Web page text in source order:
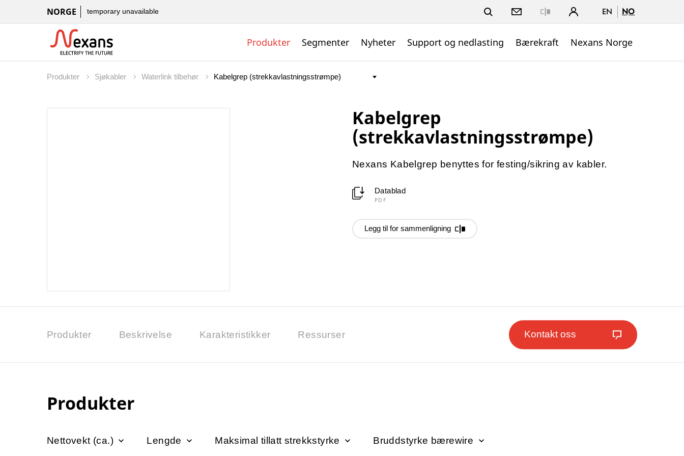
NORGE temporary unavailable EN NO
Produkter Segmenter Nyheter Support og nedlasting Bærekraft Nexans Norge
Produkter Sjøkabler Waterlink tilbehør
Kabelgrep
(strekkavlastningsstrømpe)
Nexans Kabelgrep benyttes for festing/sikring av kabler.
Datablad
PDF
Legg til for sammenligning
Produkter Beskrivelse Karakteristikker Ressurser Kontakt oss
Produkter
Nettovekt (ca.) Lengde Maksimal tillatt strekkstyrke Bruddstyrke bærewire